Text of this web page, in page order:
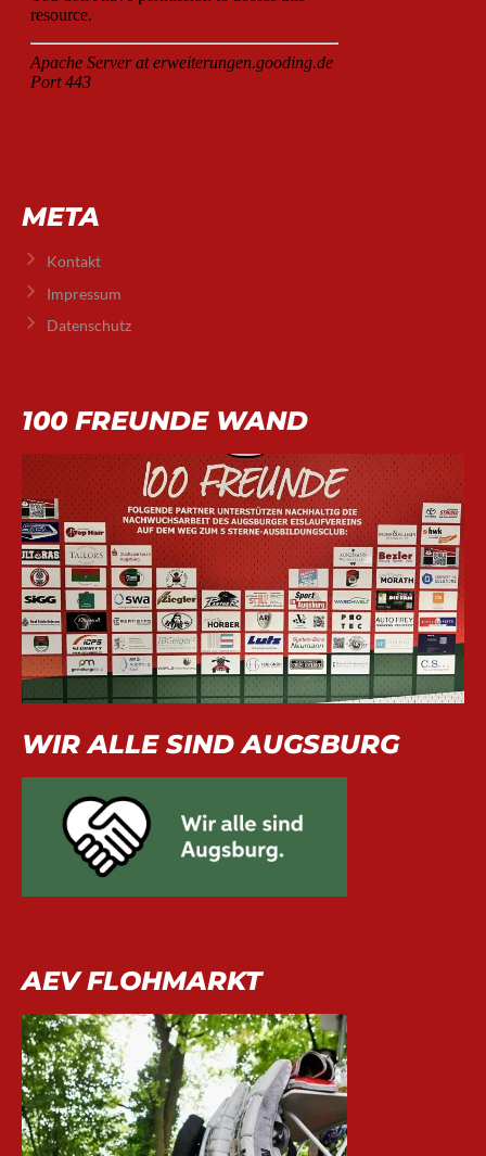
META
Kontakt
Impressum
Datenschutz
100 FREUNDE WAND
WIR ALLE SIND AUGSBURG
AEV FLOHMARKT